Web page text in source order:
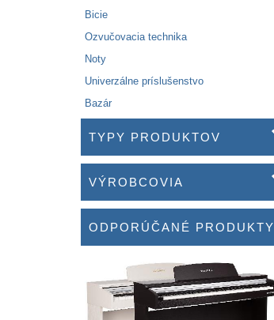
Bicie
Ozvučovacia technika
Noty
Univerzálne príslušenstvo
Bazár
TYPY PRODUKTOV
VÝROBCOVIA
ODPORÚČANÉ PRODUKTY